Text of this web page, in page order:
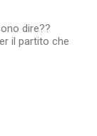
dire??
il partito che